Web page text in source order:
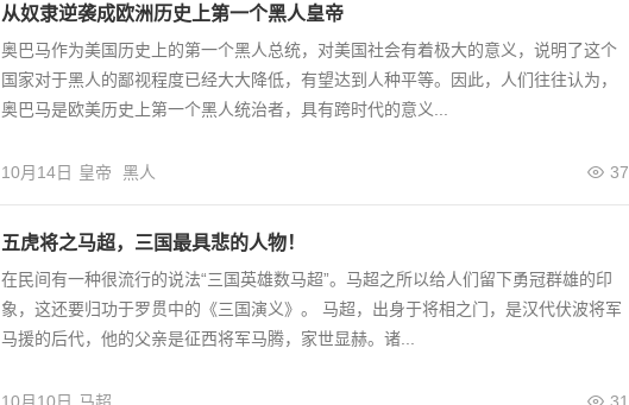
从奴隶逆袭成欧洲历史上第一个黑人皇帝
奥巴马作为美国历史上的第一个黑人总统，对美国社会有着极大的意义，说明了这个
国家对于黑人的鄙视程度已经大大降低，有望达到人种平等。因此，人们往往认为，
奥巴马是欧美历史上第一个黑人统治者，具有跨时代的意义...
10月14日 37
皇帝 黑人
五虎将之马超，三国最具悲的人物！
在民间有一种很流行的说法“三国英雄数马超”。马超之所以给人们留下勇冠群雄的印
象，这还要归功于罗贯中的《三国演义》。 马超，出身于将相之门，是汉代伏波将军
马援的后代，他的父亲是征西将军马腾，家世显赫。诸...